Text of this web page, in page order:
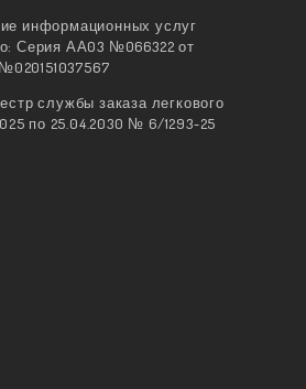
информационных услуг
Серия АА03 №066322 от
службы заказа легкового
по 25.04.2030 № 6/1293-25